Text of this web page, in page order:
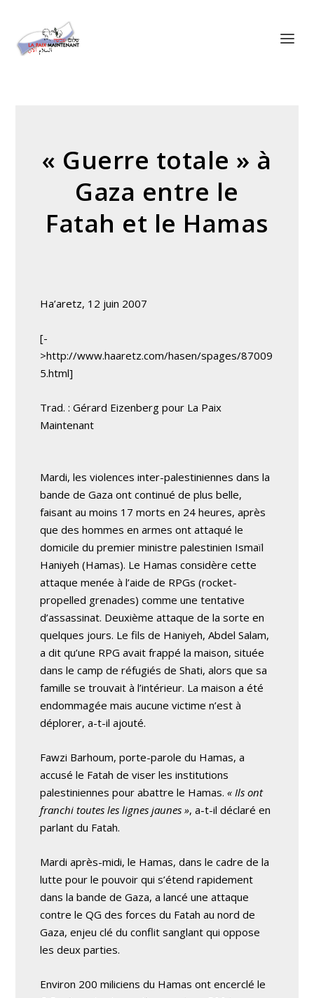
« Guerre totale » à
Gaza entre le
Fatah et le Hamas
Ha’aretz, 12 juin 2007
[-
>http://www.haaretz.com/hasen/spages/87009
5.html]
Trad. : Gérard Eizenberg pour La Paix
Maintenant
Mardi, les violences inter-palestiniennes dans la
bande de Gaza ont continué de plus belle,
faisant au moins 17 morts en 24 heures, après
que des hommes en armes ont attaqué le
domicile du premier ministre palestinien Ismaïl
Haniyeh (Hamas). Le Hamas considère cette
attaque menée à l’aide de RPGs (rocket-
propelled grenades) comme une tentative
d’assassinat. Deuxième attaque de la sorte en
quelques jours. Le fils de Haniyeh, Abdel Salam,
a dit qu’une RPG avait frappé la maison, située
dans le camp de réfugiés de Shati, alors que sa
famille se trouvait à l’intérieur. La maison a été
endommagée mais aucune victime n’est à
déplorer, a-t-il ajouté.
Fawzi Barhoum, porte-parole du Hamas, a
accusé le Fatah de viser les institutions
palestiniennes pour abattre le Hamas.« Ils ont
franchi toutes les lignes jaunes », a-t-il déclaré en
parlant du Fatah.
Mardi après-midi, le Hamas, dans le cadre de la
lutte pour le pouvoir qui s’étend rapidement
dans la bande de Gaza, a lancé une attaque
contre le QG des forces du Fatah au nord de
Gaza, enjeu clé du conflit sanglant qui oppose
les deux parties.
Environ 200 miliciens du Hamas ont encerclé le